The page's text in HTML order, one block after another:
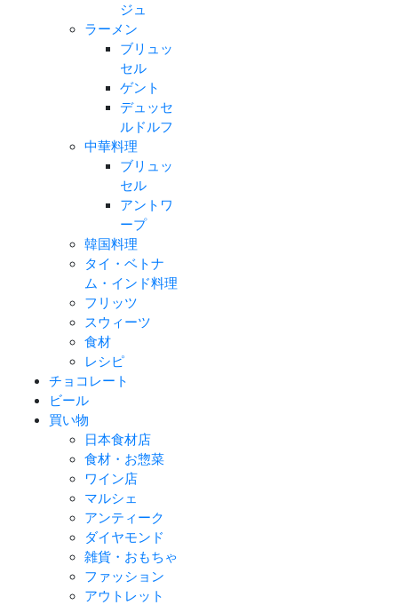
ジュ
ラーメン
ブリュッ
セル
ゲント
デュッセ
ルドルフ
中華料理
ブリュッ
セル
アントワ
ープ
韓国料理
タイ・ベトナ
ム・インド料理
フリッツ
スウィーツ
食材
レシピ
チョコレート
ビール
買い物
日本食材店
食材・お惣菜
ワイン店
マルシェ
アンティーク
ダイヤモンド
雑貨・おもちゃ
ファッション
アウトレット